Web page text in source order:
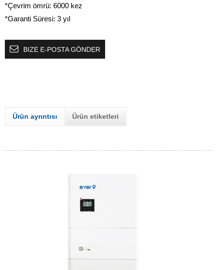
*Çevrim ömrü: 6000 kez
*Garanti Süresi: 3 yıl
BIZE E-POSTA GÖNDER
Ürün ayrıntısı Ürün etiketleri